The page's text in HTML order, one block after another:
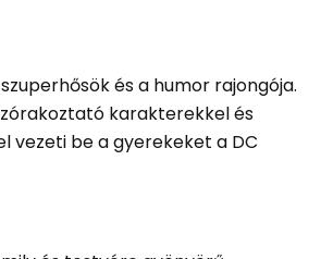
és a humor rajongója.
karakterekkel és
vezeti be a gyerekeket a DC